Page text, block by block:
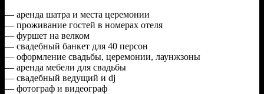
— аренда шатра и места церемонии
— проживание гостей в номерах отеля
— фуршет на велком
— свадебный банкет для 40 персон
— оформление свадьбы, церемонии, лаунжзоны
— аренда мебели для свадьбы
— свадебный ведущий и dj
— фотограф и видеограф